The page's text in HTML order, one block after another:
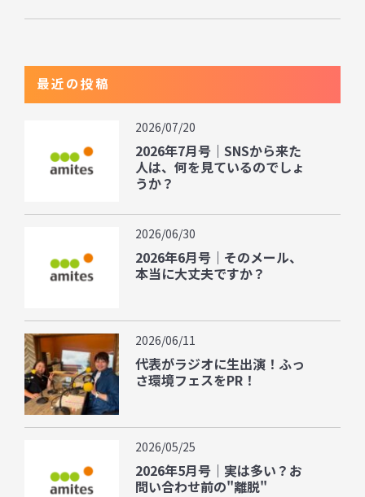
最近の投稿
2026/07/20
2026年7月号｜SNSから来た
人は、何を見ているのでしょ
うか？
2026/06/30
2026年6月号｜そのメール、
本当に大丈夫ですか？
2026/06/11
代表がラジオに生出演！ふっ
さ環境フェスをPR！
2026/05/25
2026年5月号｜実は多い？お
問い合わせ前の"離脱"